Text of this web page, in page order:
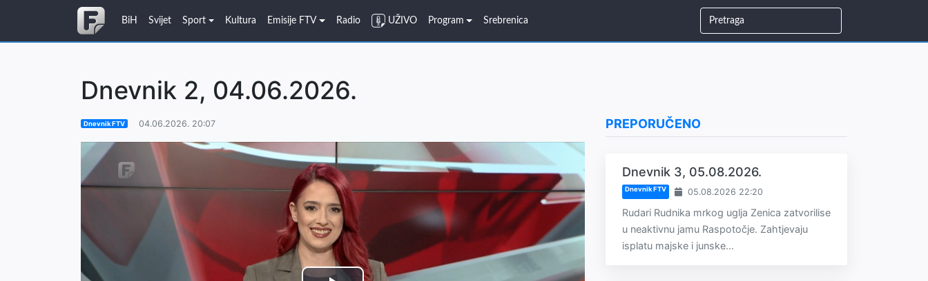
BiH Svijet Sport Kultura Emisije FTV Radio UŽIVO Program Srebrenica
Dnevnik 2, 04.06.2026.
Dnevnik FTV 04.06.2026. 20:07 PREPORUČENO
Dnevnik 3, 05.08.2026.
Dnevnik FTV 05.08.2026 22:20
Rudari Rudnika mrkog uglja Zenica zatvorilise
u neaktivnu jamu Raspotočje. Zahtjevaju
isplatu majske i junske...